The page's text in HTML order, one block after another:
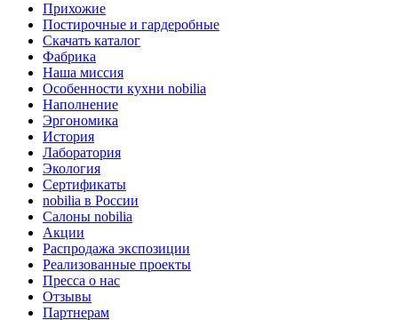
Прихожие
Постирочные и гардеробные
Скачать каталог
Фабрика
Наша миссия
Особенности кухни nobilia
Наполнение
Эргономика
История
Лаборатория
Экология
Сертификаты
nobilia в России
Салоны nobilia
Акции
Распродажа экспозиции
Реализованные проекты
Пресса о нас
Отзывы
Партнерам